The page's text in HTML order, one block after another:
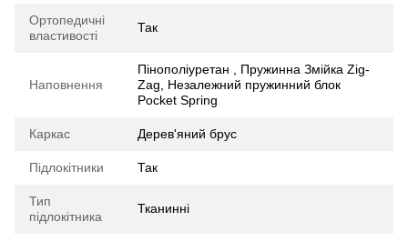
Ортопедичні
властивості
Так
Наповнення
Пінополіуретан , Пружинна Змійка Zig-
Zag, Незалежний пружинний блок
Pocket Spring
Каркас Дерев'яний брус
Підлокітники Так
Тип
підлокітника
Тканинні